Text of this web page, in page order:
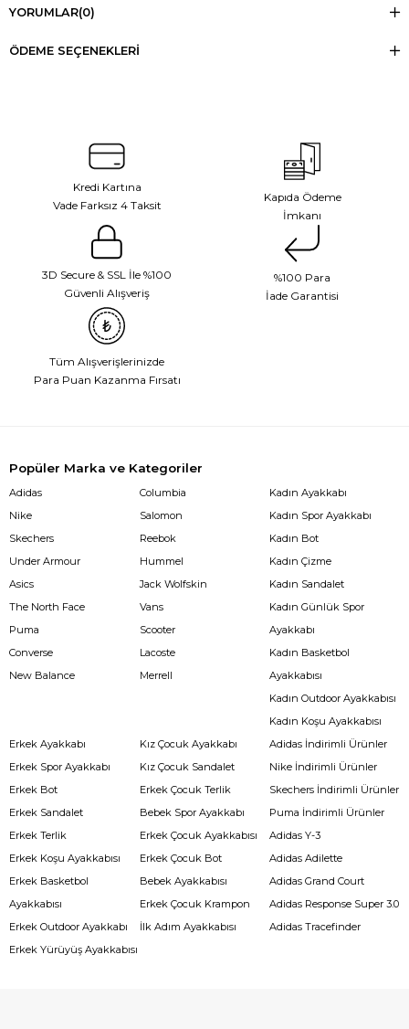
YORUMLAR(0)
ÖDEME SEÇENEKLERI
Kredi Kartına
Vade Farksız 4 Taksit
Kapıda Ödeme
İmkanı
3D Secure & SSL İle %100
Güvenli Alışveriş
%100 Para
İade Garantisi
Tüm Alışverişlerinizde
Para Puan Kazanma Fırsatı
Popüler Marka ve Kategoriler
Adidas
Nike
Skechers
Under Armour
Asics
The North Face
Puma
Converse
New Balance
Columbia
Salomon
Reebok
Hummel
Jack Wolfskin
Vans
Scooter
Lacoste
Merrell
Kadın Ayakkabı
Kadın Spor Ayakkabı
Kadın Bot
Kadın Çizme
Kadın Sandalet
Kadın Günlük Spor
Ayakkabı
Kadın Basketbol
Ayakkabısı
Kadın Outdoor Ayakkabısı
Kadın Koşu Ayakkabısı
Erkek Ayakkabı
Erkek Spor Ayakkabı
Erkek Bot
Erkek Sandalet
Erkek Terlik
Erkek Koşu Ayakkabısı
Erkek Basketbol
Ayakkabısı
Erkek Outdoor Ayakkabı
Erkek Yürüyüş Ayakkabısı
Kız Çocuk Ayakkabı
Kız Çocuk Sandalet
Erkek Çocuk Terlik
Bebek Spor Ayakkabı
Erkek Çocuk Ayakkabısı
Erkek Çocuk Bot
Bebek Ayakkabısı
Erkek Çocuk Krampon
İlk Adım Ayakkabısı
Adidas İndirimli Ürünler
Nike İndirimli Ürünler
Skechers İndirimli Ürünler
Puma İndirimli Ürünler
Adidas Y-3
Adidas Adilette
Adidas Grand Court
Adidas Response Super 3.0
Adidas Tracefinder